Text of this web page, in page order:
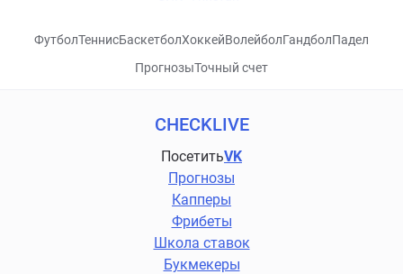
ФутболТеннисБаскетболХоккейВолейболГандболПадел
ПрогнозыТочный счет
CHECKLIVE
ПосетитьVK
Прогнозы
Капперы
Фрибеты
Школа ставок
Букмекеры